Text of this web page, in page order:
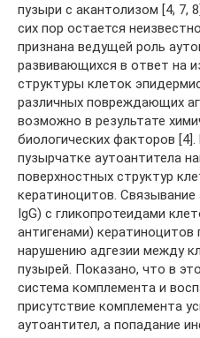
пузыри с акантолизом [4, 7,
сих пор остается
признана ведущей роль
развивающихся в ответ на
структуры клеток
различных повреждающих
возможно в результате
биологических факторов
пузырчатке аутоантитела
поверхностных структур
кератиноцитов.
IgG) с гликопротеидами
антигенами) кератиноцитов
нарушению адгезии между
пузырей. Показано, что в
система комплемента и
присутствие комплемента
аутоантител, а попадание